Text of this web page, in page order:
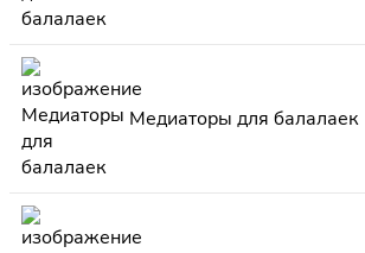
Медиаторы для балалаек